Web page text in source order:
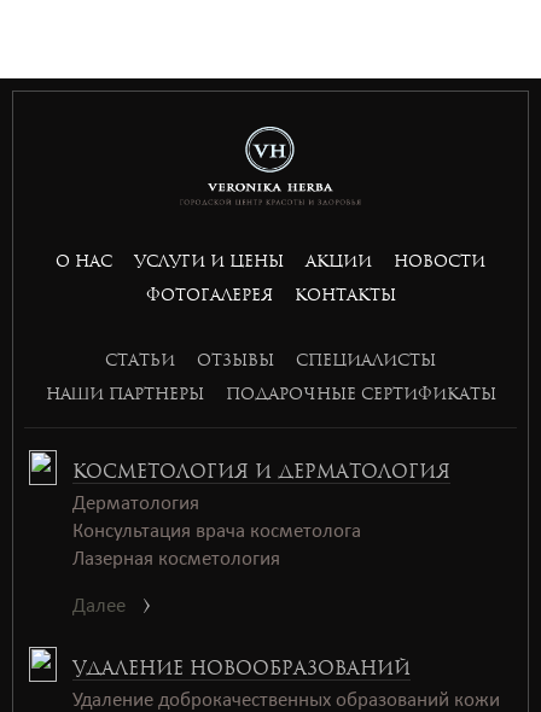
bandar slot gacor
toto 4d
basket168
О НАС УСЛУГИ И ЦЕНЫ АКЦИИ
НОВОСТИ
ФОТОГАЛЕРЕЯ
КОНТАКТЫ
СТАТЬИ ОТЗЫВЫ
СПЕЦИАЛИСТЫ
НАШИ ПАРТНЕРЫ
ПОДАРОЧНЫЕ СЕРТИФИКАТЫ
КОСМЕТОЛОГИЯ И ДЕРМАТОЛОГИЯ
Дерматология
Консультация врача косметолога
Лазерная косметология
Далее
УДАЛЕНИЕ НОВООБРАЗОВАНИЙ
Удаление доброкачественных образований кожи